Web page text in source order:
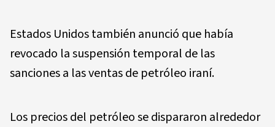
Estados Unidos también anunció que había
revocado la suspensión temporal de las
sanciones a las ventas de petróleo iraní.
Los precios del petróleo se dispararon alrededor